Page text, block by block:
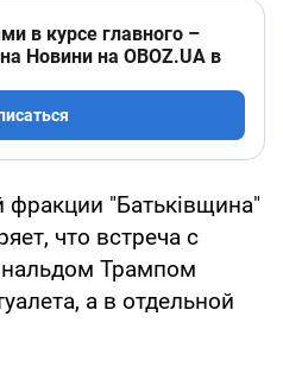
в курсе главного –
Новини на OBOZ.UA в
"Батьківщина"
что встреча с
Трампом
а в отдельной